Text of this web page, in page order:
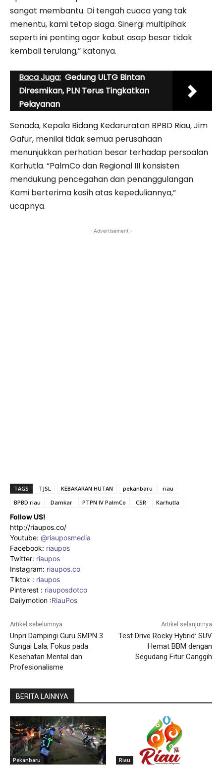
sangat membantu. Di tengah cuaca yang tak
menentu, kami tetap siaga. Sinergi multipihak
seperti ini penting agar kabut asap besar tidak
kembali terulang,” katanya.
Baca Juga: Gedung ULTG Bintan
Diresmikan, PLN Terus Tingkatkan
Pelayanan
Senada, Kepala Bidang Kedaruratan BPBD Riau, Jim
Gafur, menilai tidak semua perusahaan
menunjukkan perhatian besar terhadap persoalan
Karhutla. “PalmCo dan Regional III konsisten
mendukung pencegahan dan penanggulangan.
Kami berterima kasih atas kepeduliannya,”
ucapnya.
- Advertisement -
TAGS TJSL KEBAKARAN HUTAN pekanbaru
riau
BPBD riau
Damkar PTPN IV PalmCo CSR Karhutla
Follow US!
http://riaupos.co/
Youtube: @riauposmedia
Facebook: riaupos
Twitter: riaupos
Instagram: riaupos.co
Tiktok : riaupos
Pinterest : riauposdotco
Dailymotion :RiauPos
Artikel sebelumnya
Unpri Dampingi Guru SMPN 3
Sungai Lala, Fokus pada
Kesehatan Mental dan
Profesionalisme
Artikel selanjutnya
Test Drive Rocky Hybrid: SUV
Hemat BBM dengan
Segudang Fitur Canggih
BERITA LAINNYA
Pekanbaru Riau